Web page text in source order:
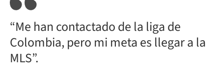
“Me han contactado de la liga de
Colombia, pero mi meta es llegar a la
MLS”.